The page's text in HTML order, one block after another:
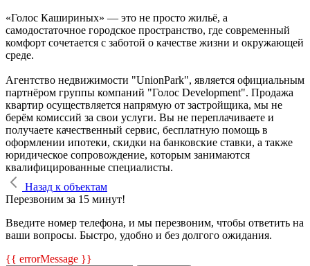
«Голос Кашириных» — это не просто жильё, а
самодостаточное городское пространство, где современный
комфорт сочетается с заботой о качестве жизни и окружающей
среде.
Агентство недвижимости "UnionPark", является официальным
партнёром группы компаний "Голос Development". Продажа
квартир осуществляется напрямую от застройщика, мы не
берём комиссий за свои услуги. Вы не переплачиваете и
получаете качественный сервис, бесплатную помощь в
оформлении ипотеки, скидки на банковские ставки, а также
юридическое сопровождение, которым занимаются
квалифицированные специалисты.
Назад к объектам
Перезвоним за 15 минут!
Введите номер телефона, и мы перезвоним, чтобы ответить на
ваши вопросы. Быстро, удобно и без долгого ожидания.
{{ errorMessage }}